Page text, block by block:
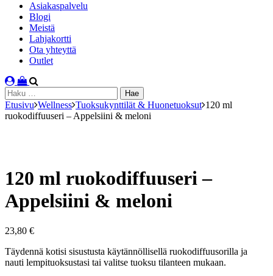
Asiakaspalvelu
Blogi
Meistä
Lahjakortti
Ota yhteyttä
Outlet
Haku:
Etusivu Wellness Tuoksukynttilät & Huonetuoksut 120 ml
ruokodiffuuseri – Appelsiini & meloni
120 ml ruokodiffuuseri –
Appelsiini & meloni
23,80 €
Täydennä kotisi sisustusta käytännöllisellä ruokodiffuusorilla ja
nauti lempituoksustasi tai valitse tuoksu tilanteen mukaan.